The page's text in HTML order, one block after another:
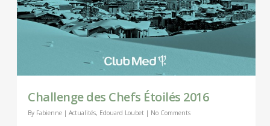
Challenge des Chefs Étoilés 2016
By Fabienne | Actualités, Edouard Loubet | No Comments